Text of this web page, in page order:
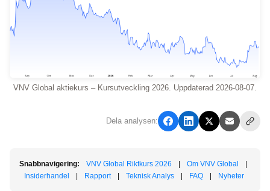
VNV Global aktiekurs – Kursutveckling 2026. Uppdaterad 2026-08-07.
Dela analysen:
Snabbnavigering: VNV Global Riktkurs 2026 Om VNV Global
Insiderhandel
Rapport Teknisk Analys FAQ Nyheter